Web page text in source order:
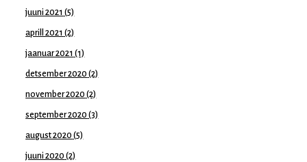
juuni 2021 (5)
aprill 2021 (2)
jaanuar 2021 (1)
detsember 2020 (2)
november 2020 (2)
september 2020 (3)
august 2020 (5)
juuni 2020 (2)